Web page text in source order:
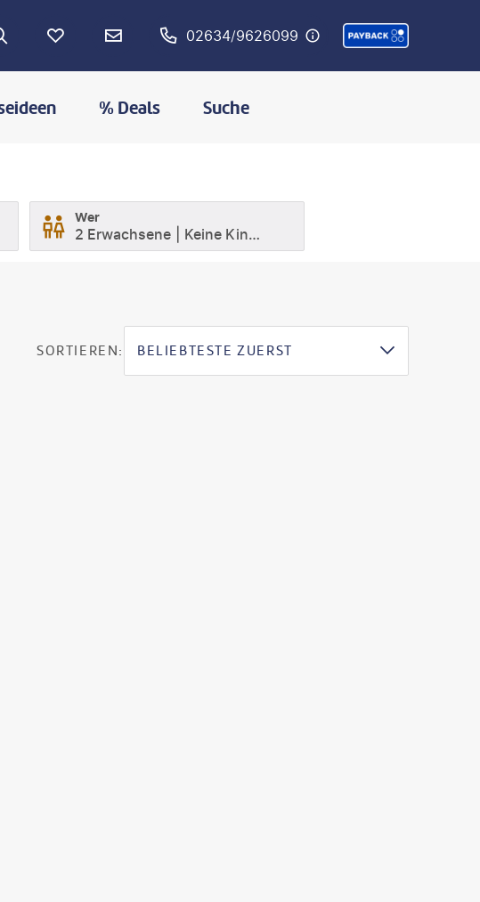
02634/9626099
% Deals Suche
Wer
2 Erwachsene Keine Kinder
SORTIEREN: BELIEBTESTE ZUERST